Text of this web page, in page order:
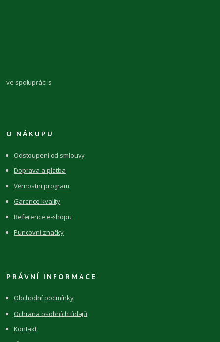
ve spolupráci s
O NÁKUPU
Odstoupení od smlouvy
Doprava a platba
Věrnostní program
Garance kvality
Reference e-shopu
Puncovní značky
PRÁVNÍ INFORMACE
Obchodní podmínky
Ochrana osobních údajů
Kontakt